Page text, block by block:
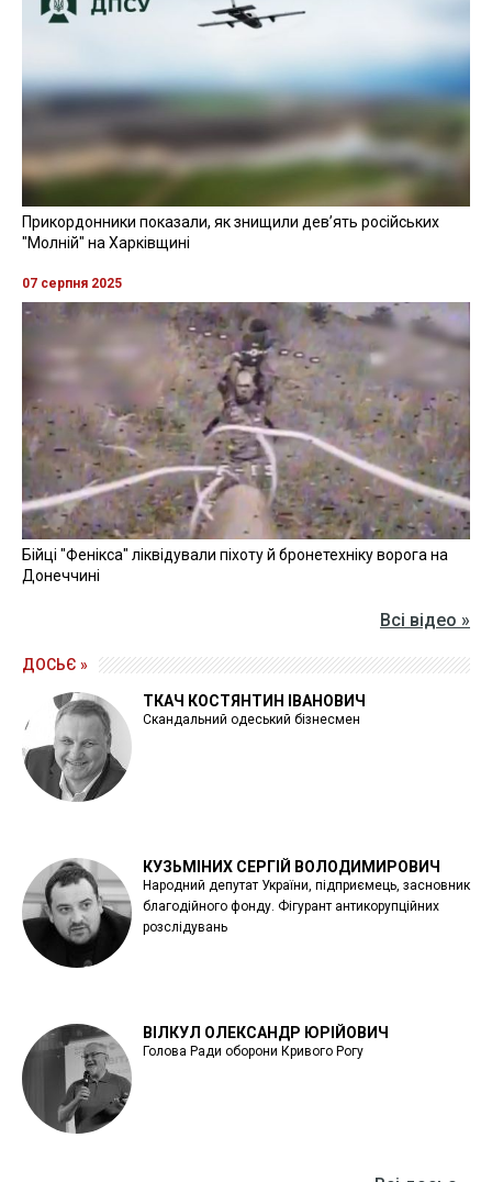
Прикордонники показали, як знищили девʼять російських
"Молній" на Харківщині
07 серпня 2025
Бійці "Фенікса" ліквідували піхоту й бронетехніку ворога на
Донеччині
Всі відео »
ДОСЬЄ »
ТКАЧ КОСТЯНТИН ІВАНОВИЧ
Скандальний одеський бізнесмен
КУЗЬМІНИХ СЕРГІЙ ВОЛОДИМИРОВИЧ
Народний депутат України, підприємець, засновник
благодійного фонду. Фігурант антикорупційних
розслідувань
ВІЛКУЛ ОЛЕКСАНДР ЮРІЙОВИЧ
Голова Ради оборони Кривого Рогу